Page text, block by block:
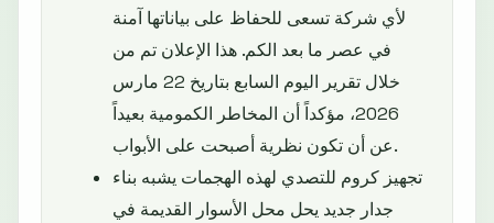
لأي شركة تسعى للحفاظ على بياناتها آمنة
في عصر ما بعد الكم. هذا الإعلان تم من
خلال تقرير اليوم السابع بتاريخ 22 مارس
2026، مؤكداً أن المخاطر الكمومية بعيداً
عن أن تكون نظرية أصبحت على الأبواب.
تجهيز كروم للتصدي لهذه الهجمات يشبه بناء
جدار جديد يحل محل الأسوار القديمة في